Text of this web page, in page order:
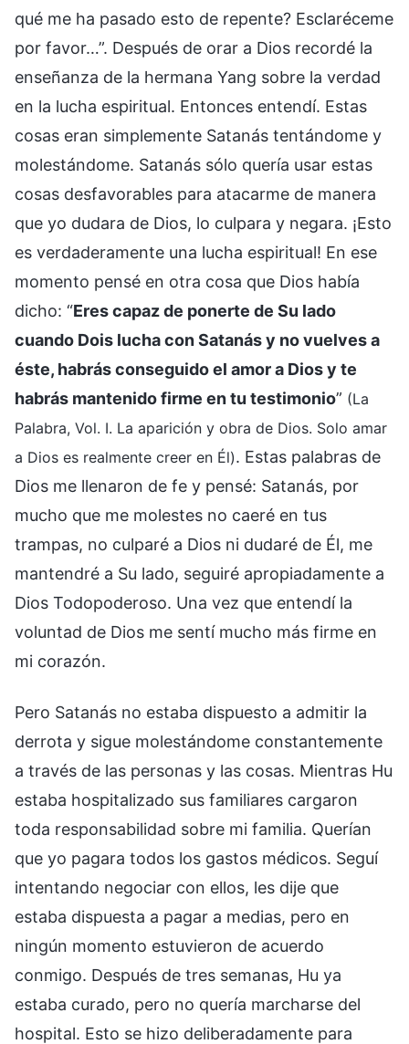
qué me ha pasado esto de repente? Esclaréceme
por favor…”. Después de orar a Dios recordé la
enseñanza de la hermana Yang sobre la verdad
en la lucha espiritual. Entonces entendí. Estas
cosas eran simplemente Satanás tentándome y
molestándome. Satanás sólo quería usar estas
cosas desfavorables para atacarme de manera
que yo dudara de Dios, lo culpara y negara. ¡Esto
es verdaderamente una lucha espiritual! En ese
momento pensé en otra cosa que Dios había
dicho: “Eres capaz de ponerte de Su lado
cuando Dois lucha con Satanás y no vuelves a
éste, habrás conseguido el amor a Dios y te
habrás mantenido firme en tu testimonio” (La
Palabra, Vol. I. La aparición y obra de Dios. Solo amar
a Dios es realmente creer en Él). Estas palabras de
Dios me llenaron de fe y pensé: Satanás, por
mucho que me molestes no caeré en tus
trampas, no culparé a Dios ni dudaré de Él, me
mantendré a Su lado, seguiré apropiadamente a
Dios Todopoderoso. Una vez que entendí la
voluntad de Dios me sentí mucho más firme en
mi corazón.
Pero Satanás no estaba dispuesto a admitir la
derrota y sigue molestándome constantemente
a través de las personas y las cosas. Mientras Hu
estaba hospitalizado sus familiares cargaron
toda responsabilidad sobre mi familia. Querían
que yo pagara todos los gastos médicos. Seguí
intentando negociar con ellos, les dije que
estaba dispuesta a pagar a medias, pero en
ningún momento estuvieron de acuerdo
conmigo. Después de tres semanas, Hu ya
estaba curado, pero no quería marcharse del
hospital. Esto se hizo deliberadamente para